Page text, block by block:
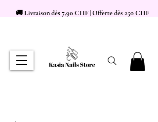
🚚 Livraison dès 7,90 CHF | Offerte dès 250 CHF